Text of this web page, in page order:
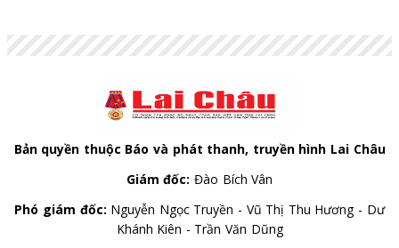
Bản quyền thuộc Báo và phát thanh, truyền hình Lai Châu
Giám đốc: Đào Bích Vân
Phó giám đốc: Nguyễn Ngọc Truyền - Vũ Thị Thu Hương - Dư
Khánh Kiên - Trần Văn Dũng